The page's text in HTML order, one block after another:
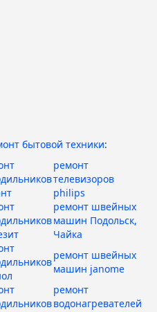
бытовой техники:
ремонт
телевизоров
philips
ремонт швейных
машин Подольск,
Чайка
ремонт швейных
машин janome
ремонт
водонагревателей